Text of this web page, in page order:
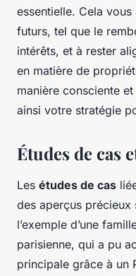
essentielle. Cela
futurs, tel que le
intérêts, et à rester
en matière de
manière consciente
ainsi votre stratégie
Études de cas
Les études de cas
des aperçus précieux
l’exemple d’une
parisienne, qui a pu
principale grâce à un